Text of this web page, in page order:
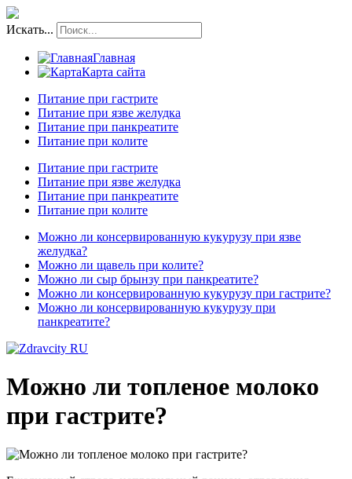
Искать...
Главная
Карта сайта
Питание при гастрите
Питание при язве желудка
Питание при панкреатите
Питание при колите
Питание при гастрите
Питание при язве желудка
Питание при панкреатите
Питание при колите
Можно ли консервированную кукурузу при язве
желудка?
Можно ли щавель при колите?
Можно ли сыр брынзу при панкреатите?
Можно ли консервированную кукурузу при гастрите?
Можно ли консервированную кукурузу при
панкреатите?
Можно ли топленое молоко
при гастрите?